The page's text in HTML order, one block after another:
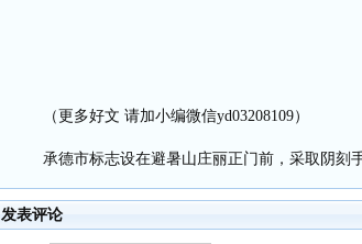
（更多好文 请加小编微信yd03208109）
承德市标志设在避暑山庄丽正门前，采取阴刻
发表评论